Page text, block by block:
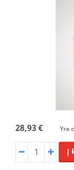
28,93 € Yra
Į